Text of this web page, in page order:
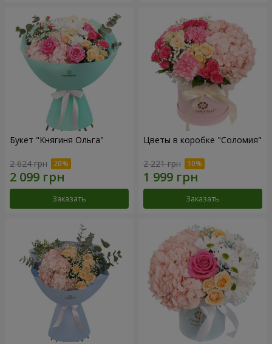
Букет "Княгиня Ольга"
2 624 грн
Заказать
Цветы в коробке "Соломия"
2 221 грн
Заказать